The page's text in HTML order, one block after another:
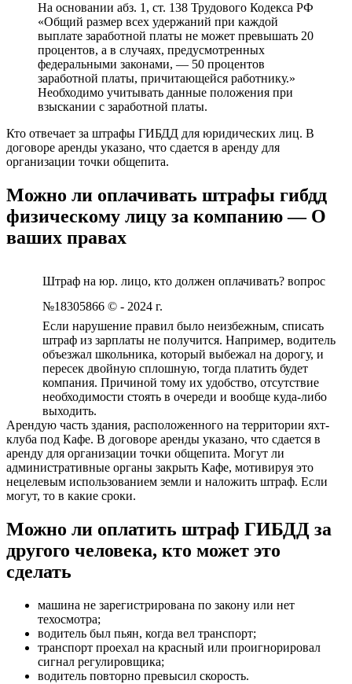
На основании абз. 1, ст. 138 Трудового Кодекса РФ
«Общий размер всех удержаний при каждой
выплате заработной платы не может превышать 20
процентов, а в случаях, предусмотренных
федеральными законами, — 50 процентов
заработной платы, причитающейся работнику.»
Необходимо учитывать данные положения при
взыскании с заработной платы.
Кто отвечает за штрафы ГИБДД для юридических лиц. В
договоре аренды указано, что сдается в аренду для
организации точки общепита.
Можно ли оплачивать штрафы гибдд
физическому лицу за компанию — О
ваших правах
Штраф на юр. лицо, кто должен оплачивать? вопрос
№18305866 © - 2024 г.
Если нарушение правил было неизбежным, списать
штраф из зарплаты не получится. Например, водитель
объезжал школьника, который выбежал на дорогу, и
пересек двойную сплошную, тогда платить будет
компания. Причиной тому их удобство, отсутствие
необходимости стоять в очереди и вообще куда-либо
выходить.
Арендую часть здания, расположенного на территории яхт-
клуба под Кафе. В договоре аренды указано, что сдается в
аренду для организации точки общепита. Могут ли
административные органы закрыть Кафе, мотивируя это
нецелевым использованием земли и наложить штраф. Если
могут, то в какие сроки.
Можно ли оплатить штраф ГИБДД за
другого человека, кто может это
сделать
машина не зарегистрирована по закону или нет
техосмотра;
водитель был пьян, когда вел транспорт;
транспорт проехал на красный или проигнорировал
сигнал регулировщика;
водитель повторно превысил скорость.